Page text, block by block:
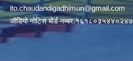
ito.chaudandigadhimun@gmail.com
ऑडियो नोटिस बोर्ड नम्बर.१६१८०३५४४०२४७